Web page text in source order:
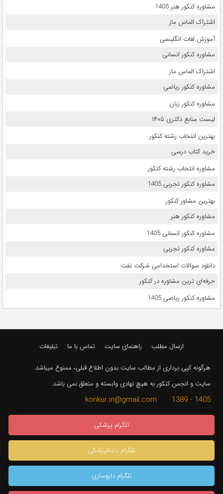
مشاوره کنکور هنر 1405
اشتراک الماس ماز
آموزش لغات انگلیسی
مشاوره کنکور انسانی
اشتراک الماس ماز
مشاوره کنکور ریاضی
مشاوره کنکور زبان
لیست منابع دکتری ۱۴۰۵
بهترین انتخاب رشته کنکور
خرید کتاب درسی
مشاوره انتخاب رشته کنکور
مشاوره کنکور تجربی 1405
بهترین مشاور کنکور
مشاوره کنکور هنر
مشاوره کنکور انسانی 1405
مشاوره کنکور تجربی
دانلود سوالات استخدامی شرکت نفت
حرفه‌ای ترین مشاوره در کنکور
مشاوره کنکور ریاضی 1405
ارسال مطلب راهنمای سایت تماس با ما تبلیغات
هرگونه کپی برداری از مطالب سایت بدون اطلاع قبلی، ممنوع میباشد.
سایت و انجمن کنکور به هیچ نهادی وابسته و متعلق نمی باشد.
1405 - 1389 konkur.in@gmail.com
تلگرام پزشکی
تلگرام دندانپزشکی
تلگرام داروسازی